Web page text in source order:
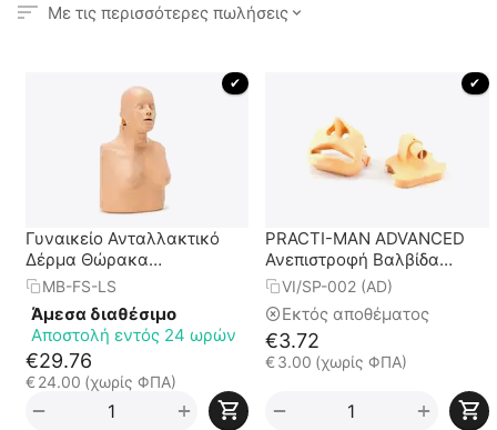
Με τις περισσότερες πωλήσεις
✔
Γυναικείο Ανταλλακτικό
Δέρμα Θώρακα
Προπλάσματος PRACTI-
MB-FS-LS
Άμεσα διαθέσιμο
Αποστολή εντός 24 ωρών
€29.76
€ 24.00 (χωρίς ΦΠΑ)
+
−
✔
PRACTI-MAN ADVANCED
Ανεπιστροφή Βαλβίδα
Σακούλας Πνευμόνων
VI/SP-002 (AD)
Εκτός αποθέματος
€3.72
€3.00 (χωρίς ΦΠΑ)
+
−